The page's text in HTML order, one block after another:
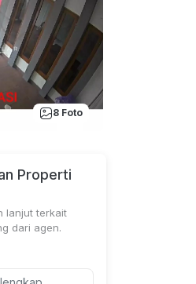
8 Foto
Properti
lanjut terkait
dari agen.